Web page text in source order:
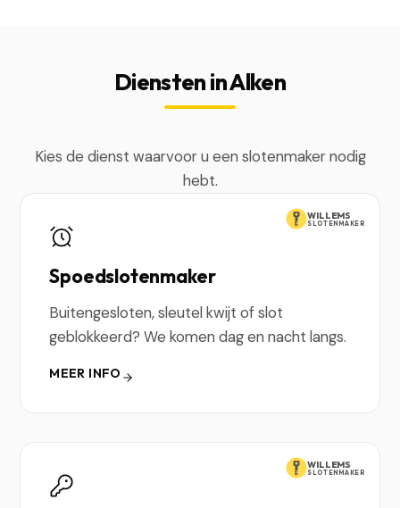
Diensten in Alken
Kies de dienst waarvoor u een slotenmaker nodig
hebt.
WILLEMS
SLOTENMAKER
Spoedslotenmaker
Buitengesloten, sleutel kwijt of slot
geblokkeerd? We komen dag en nacht langs.
MEER INFO
WILLEMS
SLOTENMAKER